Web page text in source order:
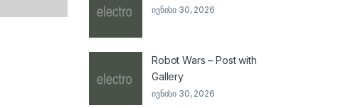
ივნისი 30, 2026
Robot Wars – Post with
Gallery
ივნისი 30, 2026